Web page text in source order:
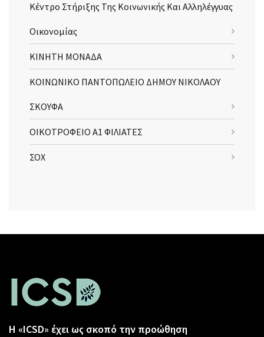
Κέντρο Στήριξης Της Κοινωνικής Και Αλληλέγγυας
Οικονομίας
ΚΙΝΗΤΗ ΜΟΝΑΔΑ
ΚΟΙΝΩΝΙΚΟ ΠΑΝΤΟΠΩΛΕΙΟ ΔΗΜΟΥ ΝΙΚΟΛΑΟΥ
ΣΚΟΥΦΑ
ΟΙΚΟΤΡΟΦΕΙΟ Α1 ΦΙΛΙΑΤΕΣ
ΣΟΧ
Η «ICSD» έχει ως σκοπό την προώθηση